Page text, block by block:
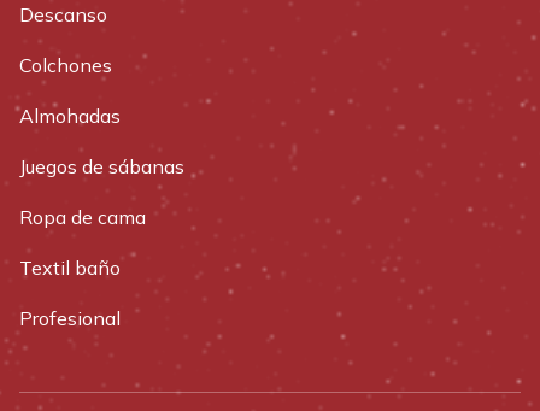
Descanso
Colchones
Almohadas
Juegos de sábanas
Ropa de cama
Textil baño
Profesional